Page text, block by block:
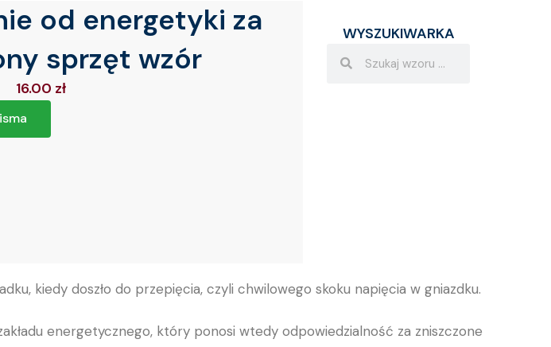
od energetyki za
sprzęt wzór
16.00 zł
WYSZUKIWARKA
kiedy doszło do przepięcia, czyli chwilowego skoku napięcia w gniazdku.
energetycznego, który ponosi wtedy odpowiedzialność za zniszczone